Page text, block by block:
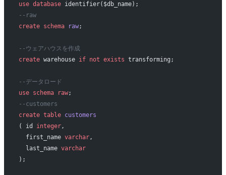
use database identifier($db_name);
--raw
create schema raw;
--ウェアハウスを作成
create warehouse if not exists transforming;
--データロード
use schema raw;
--customers
create table customers
( id integer,
  first_name
varchar,
  last_name
varchar
);